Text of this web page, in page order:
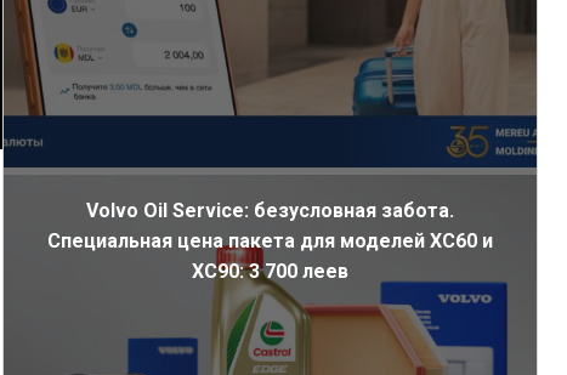
Volvo Oil Service: безусловная забота.
Специальная цена пакета для моделей XC60 и
XC90: 3 700 леев